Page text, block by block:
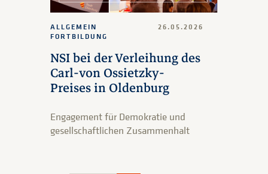
NSI bei der Verleihung des
Carl-von Ossietzky-
Preises in Oldenburg
ALLGEMEIN
FORTBILDUNG
26.05.2026
Engagement für Demokratie und
gesellschaftlichen Zusammenhalt